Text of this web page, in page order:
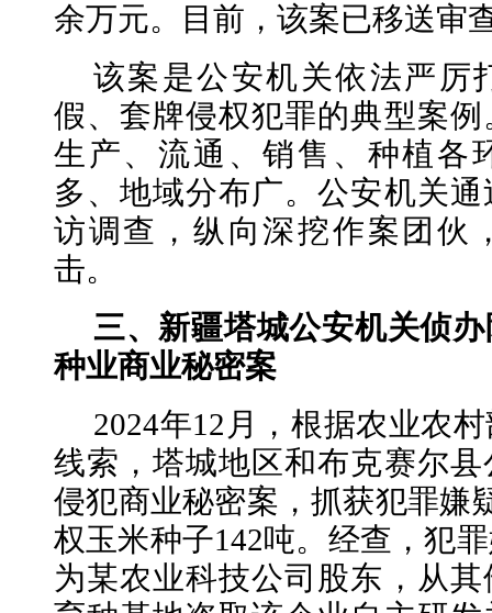
余万元。目前，该案已移送审
该案是公安机关依法严厉
假、套牌侵权犯罪的典型案
生产、流通、销售、种植各
多、地域分布广。公安机关
访调查，纵向深挖作案团伙
击。
三、新疆塔城公安机关侦
种业商业秘密案
2024年12月，根据农业农
线索，塔城地区和布克赛尔
侵犯商业秘密案，抓获犯罪嫌
权玉米种子142吨。经查，犯
为某农业科技公司股东，从